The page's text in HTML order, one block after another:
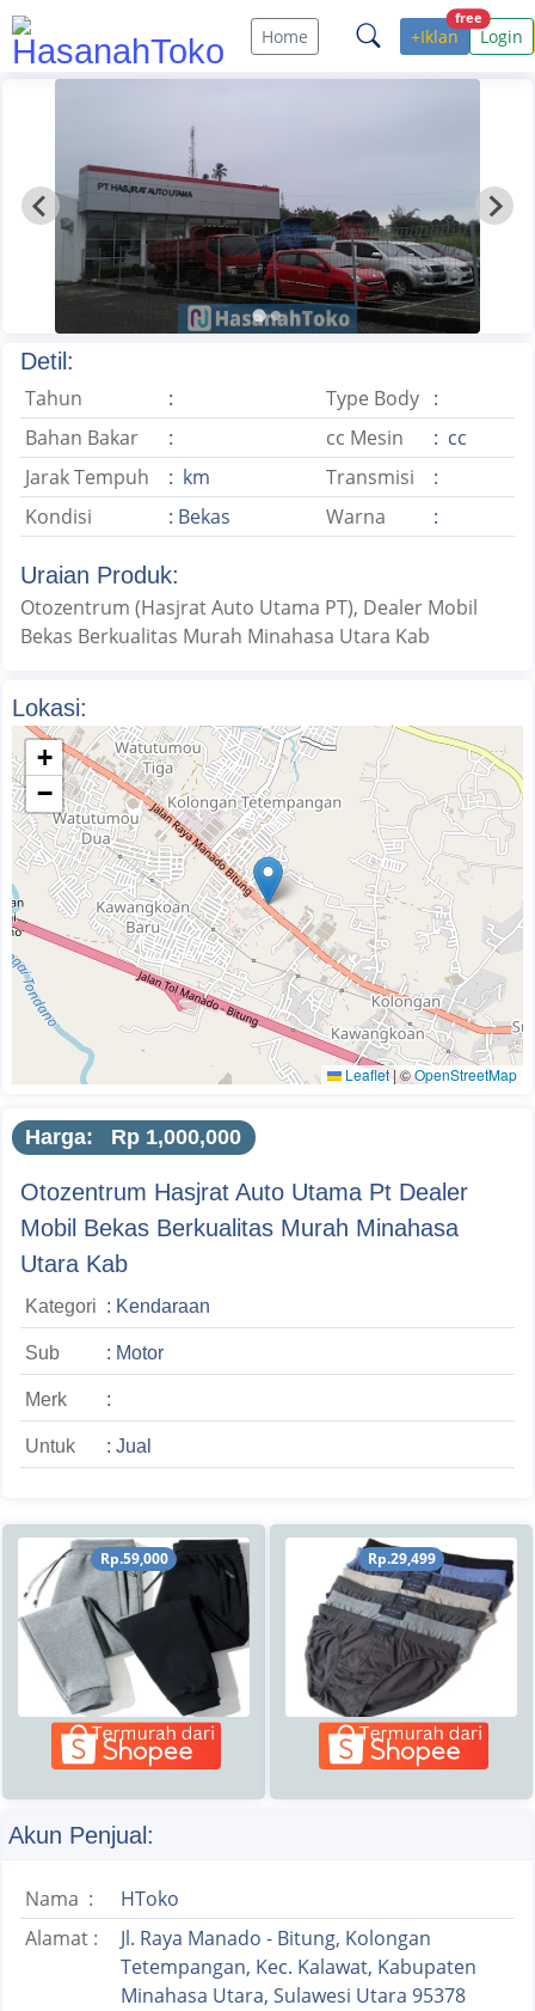
Home +Iklan
free
Login
Detil:
Tahun
: Type Body :
Bahan Bakar
: cc Mesin
: cc
Jarak Tempuh
: km Transmisi
:
Kondisi
: Bekas Warna :
Uraian Produk:
Otozentrum (Hasjrat Auto Utama PT), Dealer Mobil
Bekas Berkualitas Murah Minahasa Utara Kab
Lokasi:
+
−
Leaflet|©OpenStreetMap
Harga: Rp 1,000,000
Otozentrum Hasjrat Auto Utama Pt Dealer
Mobil Bekas Berkualitas Murah Minahasa
Utara Kab
Kategori : Kendaraan
Sub : Motor
Merk :
Untuk : Jual
Rp.59,000 Rp.29,499
Akun Penjual:
Nama :
HToko
Alamat :
Jl. Raya Manado - Bitung, Kolongan
Tetempangan, Kec. Kalawat, Kabupaten
Minahasa Utara, Sulawesi Utara 95378